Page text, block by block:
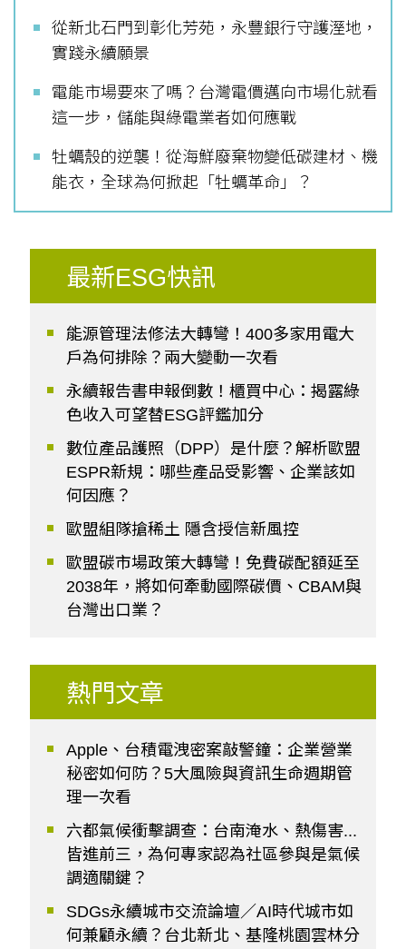
從新北石門到彰化芳苑，永豐銀行守護溼地，
實踐永續願景
電能市場要來了嗎？台灣電價邁向市場化就看
這一步，儲能與綠電業者如何應戰
牡蠣殼的逆襲！從海鮮廢棄物變低碳建材、機
能衣，全球為何掀起「牡蠣革命」？
最新ESG快訊
能源管理法修法大轉彎！400多家用電大
戶為何排除？兩大變動一次看
永續報告書申報倒數！櫃買中心：揭露綠
色收入可望替ESG評鑑加分
數位產品護照（DPP）是什麼？解析歐盟
ESPR新規：哪些產品受影響、企業該如
何因應？
歐盟組隊搶稀土 隱含授信新風控
歐盟碳市場政策大轉彎！免費碳配額延至
2038年，將如何牽動國際碳價、CBAM與
台灣出口業？
熱門文章
Apple、台積電洩密案敲警鐘：企業營業
秘密如何防？5大風險與資訊生命週期管
理一次看
六都氣候衝擊調查：台南淹水、熱傷害...
皆進前三，為何專家認為社區參與是氣候
調適關鍵？
SDGs永續城市交流論壇／AI時代城市如
何兼顧永續？台北新北、基隆桃園雲林分